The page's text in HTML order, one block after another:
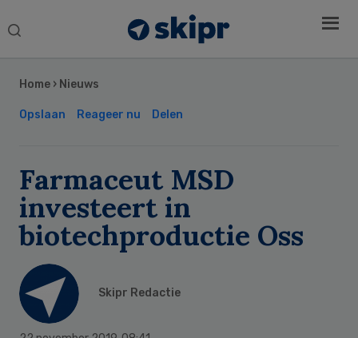
Search
Home › Nieuws
Opslaan Reageer nu Delen
Farmaceut MSD
investeert in
biotechproductie Oss
Skipr Redactie
Sidebar